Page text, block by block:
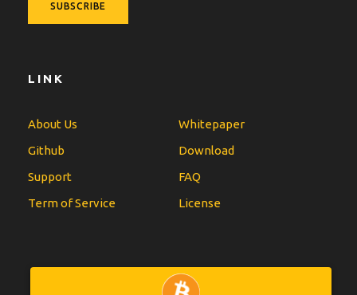
LINK
About Us
Whitepaper
Github
Download
Support
FAQ
Term of Service
License